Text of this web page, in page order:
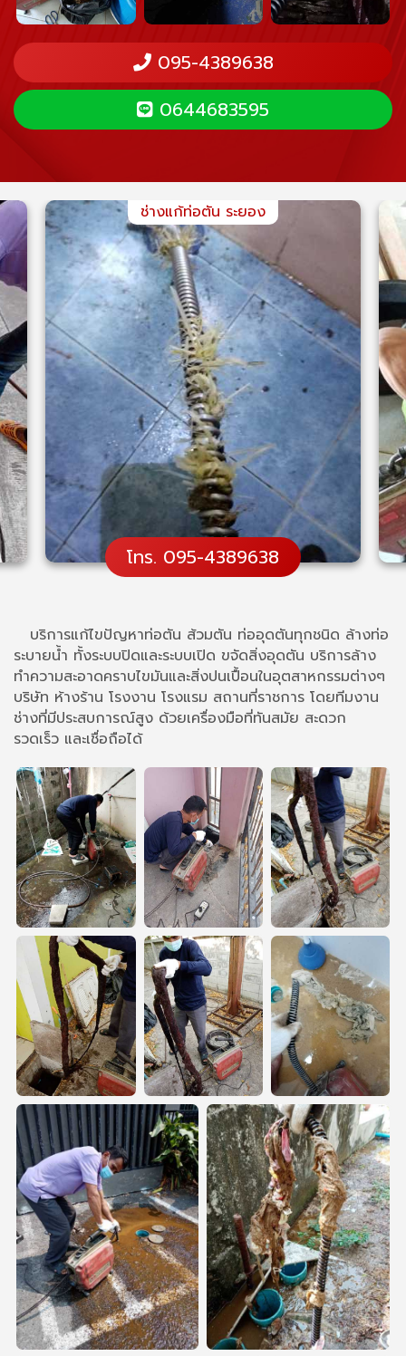
095-4389638
0644683595
ช่างแก้ท่อตัน ระยอง
โทร. 095-4389638
บริการแก้ไขปัญหาท่อตัน ส้วมตัน ท่ออุดตันทุกชนิด ล้างท่อ
ระบายน้ำ ทั้งระบบปิดและระบบเปิด ขจัดสิ่งอุดตัน บริการล้าง
ทำความสะอาดคราบไขมันและสิ่งปนเปื้อนในอุตสาหกรรมต่างๆ
บริษัท ห้างร้าน โรงงาน โรงแรม สถานที่ราชการ โดยทีมงาน
ช่างที่มีประสบการณ์สูง ด้วยเครื่องมือที่ทันสมัย สะดวก
รวดเร็ว และเชื่อถือได้